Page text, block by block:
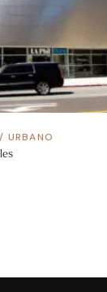
/ URBANO